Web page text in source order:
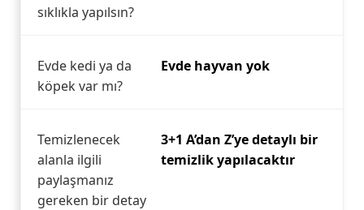
sıklıkla yapılsın?
Evde kedi ya da
köpek var mı?
Evde hayvan yok
Temizlenecek
alanla ilgili
paylaşmanız
gereken bir detay
3+1 A’dan Z’ye detaylı bir
temizlik yapılacaktır